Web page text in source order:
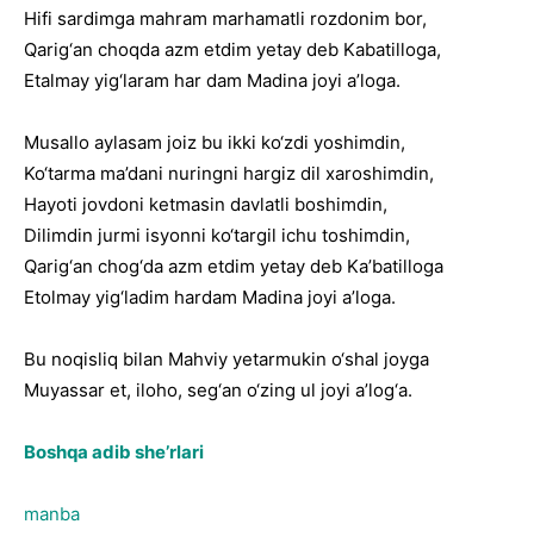
Hifi sardimga mahram marhamatli rozdonim bor,
Qarig‘an choqda azm etdim yetay deb Kabatilloga,
Etalmay yig‘laram har dam Madina joyi a’loga.
Musallo aylasam joiz bu ikki ko‘zdi yoshimdin,
Ko‘tarma ma’dani nuringni hargiz dil xaroshimdin,
Hayoti jovdoni ketmasin davlatli boshimdin,
Dilimdin jurmi isyonni ko‘targil ichu toshimdin,
Qarig‘an chog‘da azm etdim yetay deb Ka’batilloga
Etolmay yig‘ladim hardam Madina joyi a’loga.
Bu noqisliq bilan Mahviy yetarmukin o‘shal joyga
Muyassar et, iloho, seg‘an o‘zing ul joyi a’log‘a.
Boshqa adib she’rlari
manba